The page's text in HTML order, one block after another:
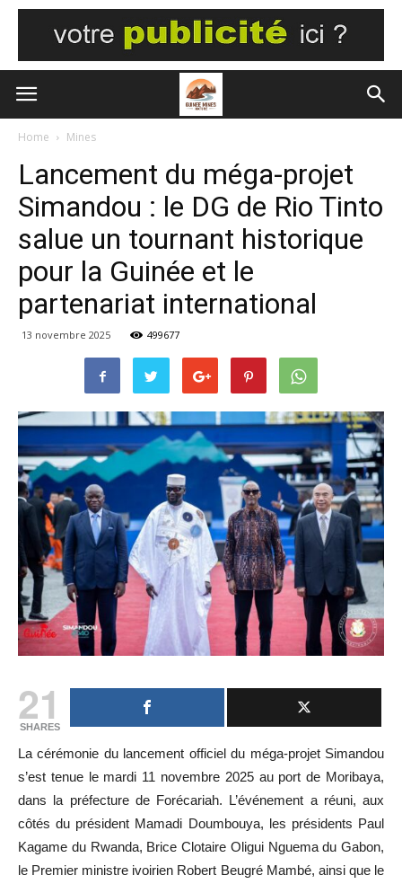
Home Mines
Lancement du méga-projet
Simandou : le DG de Rio Tinto
salue un tournant historique
pour la Guinée et le
partenariat international
13 novembre 2025 499677
21
SHARES
La cérémonie du lancement officiel du méga-projet Simandou
s’est tenue le mardi 11 novembre 2025 au port de Moribaya,
dans la préfecture de Forécariah. L’événement a réuni, aux
côtés du président Mamadi Doumbouya, les présidents Paul
Kagame du Rwanda, Brice Clotaire Oligui Nguema du Gabon,
le Premier ministre ivoirien Robert Beugré Mambé, ainsi que le